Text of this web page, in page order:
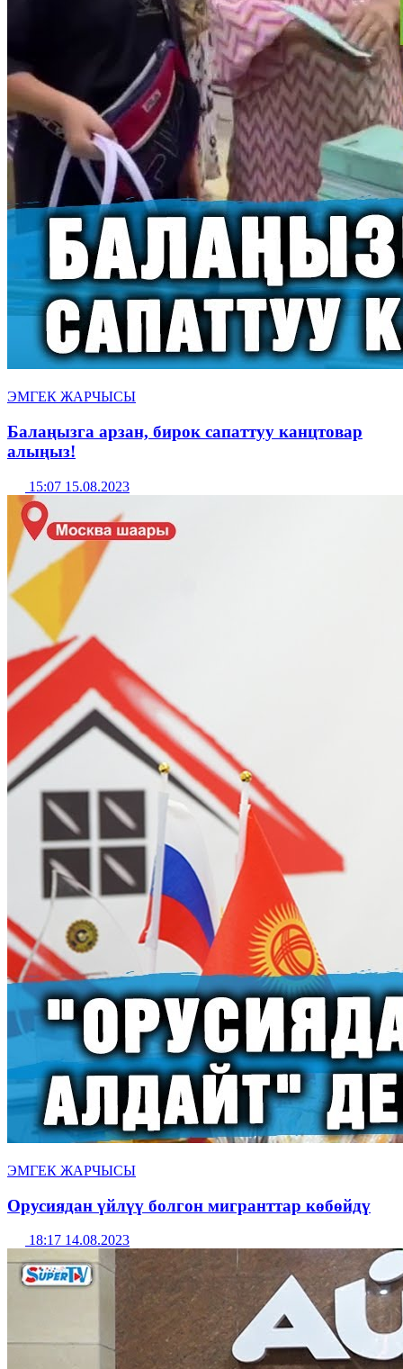
ЭМГЕК ЖАРЧЫСЫ
Балаңызга арзан, бирок сапаттуу канцтовар
алыңыз!
15:07 15.08.2023
ЭМГЕК ЖАРЧЫСЫ
Орусиядан үйлүү болгон мигранттар көбөйдү
18:17 14.08.2023